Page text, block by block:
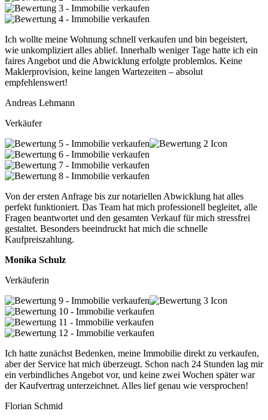
Ich wollte meine Wohnung schnell verkaufen und bin begeistert,
wie unkompliziert alles ablief. Innerhalb weniger Tage hatte ich ein
faires Angebot und die Abwicklung erfolgte problemlos. Keine
Maklerprovision, keine langen Wartezeiten – absolut
empfehlenswert!
Andreas Lehmann
Verkäufer
Von der ersten Anfrage bis zur notariellen Abwicklung hat alles
perfekt funktioniert. Das Team hat mich professionell begleitet, alle
Fragen beantwortet und den gesamten Verkauf für mich stressfrei
gestaltet. Besonders beeindruckt hat mich die schnelle
Kaufpreiszahlung.
Monika Schulz
Verkäuferin
Ich hatte zunächst Bedenken, meine Immobilie direkt zu verkaufen,
aber der Service hat mich überzeugt. Schon nach 24 Stunden lag mir
ein verbindliches Angebot vor, und keine zwei Wochen später war
der Kaufvertrag unterzeichnet. Alles lief genau wie versprochen!
Florian Schmid